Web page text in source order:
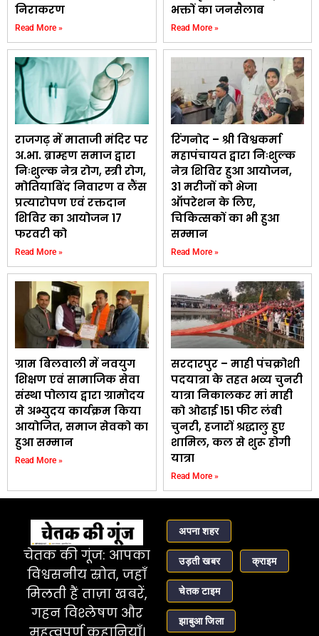
निराकरण
Read More »
भक्तों का जनसैलाब
Read More »
राजगढ़ में माताजी मंदिर पर
अ.भा. ब्राम्हण समाज द्वारा
निःशुल्क नेत्र रोग, स्त्री रोग,
मोतियाबिंद निवारण व लैंस
प्रत्यारोपण एवं रक्तदान
शिविर का आयोजन 17
फरवरी को
Read More »
रिंगनोद – श्री विश्वकर्मा
महापंचायत द्वारा निःशुल्क
नेत्र शिविर हुआ आयोजन,
31 मरीजों को भेजा
ऑपरेशन के लिए,
चिकित्सकों का भी हुआ
सम्मान
Read More »
ग्राम बिलवाली में नवयुग
शिक्षण एवं सामाजिक सेवा
संस्था पोलाय द्वारा ग्रामोदय
से अभ्युदय कार्यक्रम किया
आयोजित, समाज सेवको का
हुआ सम्मान
Read More »
सरदारपुर – माही पंचक्रोशी
पदयात्रा के तहत भव्य चुनरी
यात्रा निकालकर मां माही
को ओढाई 151 फीट लंबी
चुनरी, हजारों श्रद्धालु हुए
शामिल, कल से शुरू होगी
यात्रा
Read More »
चेतक की गूंज: आपका
विश्वसनीय स्रोत, जहाँ
मिलती हैं ताज़ा खबरें,
गहन विश्लेषण और
महत्वपूर्ण कहानियाँ।
अपना शहर
उड़ती खबर क्राइम
चेतक टाइम
झाबुआ जिला